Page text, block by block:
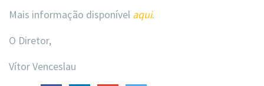
Mais informação disponível aqui.
O Diretor,
Vítor Venceslau